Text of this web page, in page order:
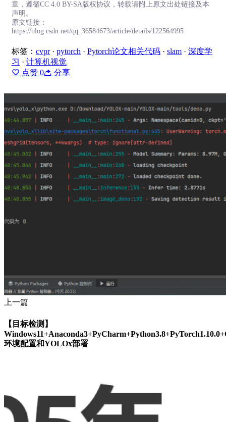
章，遵循CC 4.0 BY-SA版权协议，转载请附上原文出处链接及本
声明。
原文链接：
https://blog.csdn.net/qq_36584673/article/details/122564995
标签： cvpr· pytorch · Pytorch论文相关代码 · slam · 深度学
习 · 计算机视觉
点赞 0 分享
上一篇
【目标检测】
环境配置和YOLOx部署